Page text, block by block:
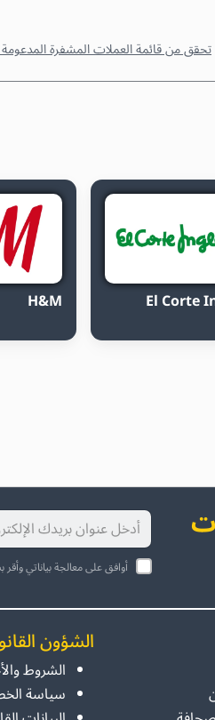
تحقق من قائمة العملات المشفرة المدعومة
El Corte
H&M
أوافق على معالجة بياناتي
الشؤون
الشروط
سياسة